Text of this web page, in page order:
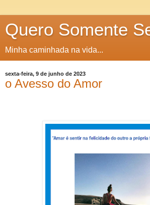
Quero Somente
Minha caminhada na vida...
sexta-feira, 9 de junho de 2023
o Avesso do Amor